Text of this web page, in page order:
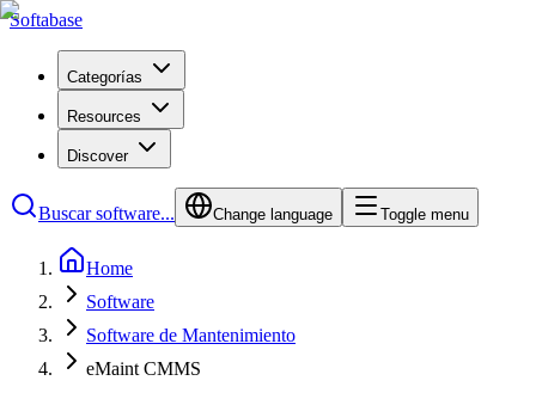
Softabase
Categorías
Resources
Discover
Buscar software... Change language Toggle menu
Home
Software
Software de Mantenimiento
eMaint CMMS